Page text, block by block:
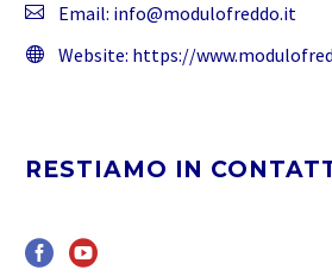
Email: info@modulofreddo.it
Website: https://
RESTIAMO IN